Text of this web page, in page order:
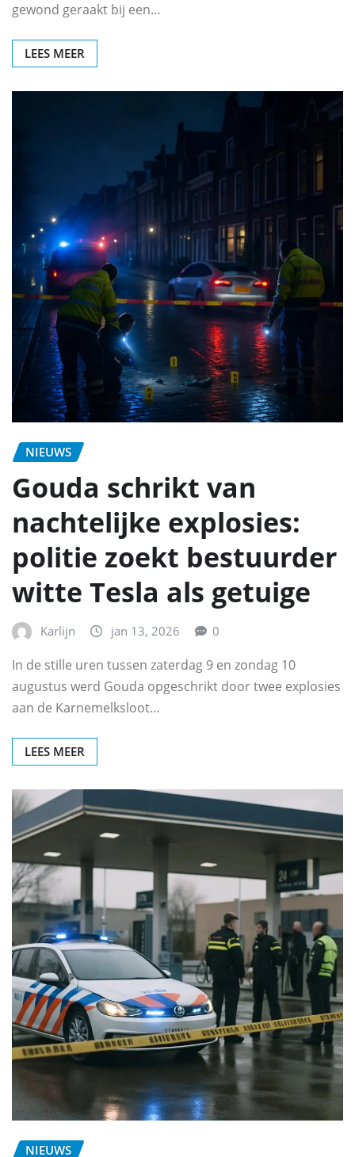
gewond geraakt bij een…
LEES MEER
NIEUWS
Gouda schrikt van
nachtelijke explosies:
politie zoekt bestuurder
witte Tesla als getuige
Karlijn jan 13, 2026 0
In de stille uren tussen zaterdag 9 en zondag 10
augustus werd Gouda opgeschrikt door twee explosies
aan de Karnemelksloot…
LEES MEER
NIEUWS